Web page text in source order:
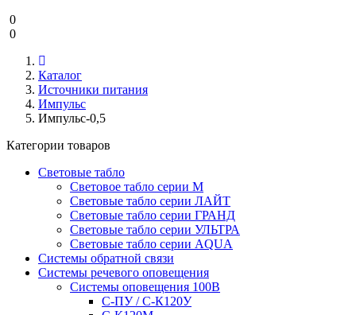
0
0
Каталог
Источники питания
Импульс
Импульс-0,5
Категории товаров
Световые табло
Световое табло серии М
Световые табло серии ЛАЙТ
Световые табло серии ГРАНД
Световые табло серии УЛЬТРА
Световые табло серии AQUA
Системы обратной связи
Системы речевого оповещения
Системы оповещения 100В
С-ПУ / С-К120У